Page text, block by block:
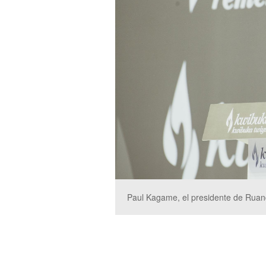
Paul Kagame, el presidente de